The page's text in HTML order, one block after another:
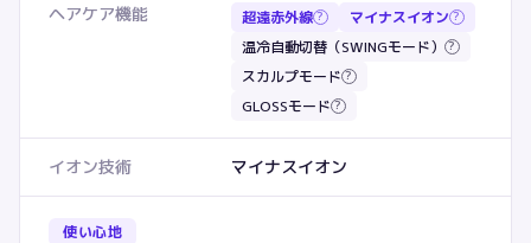
ヘアケア機能 超遠赤外線 ? マイナスイオン ?
温冷自動切替（SWINGモード） ?
スカルプモード ?
GLOSSモード ?
イオン技術 マイナスイオン
使い心地